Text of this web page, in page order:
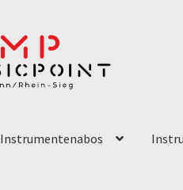
Instrumentenabos